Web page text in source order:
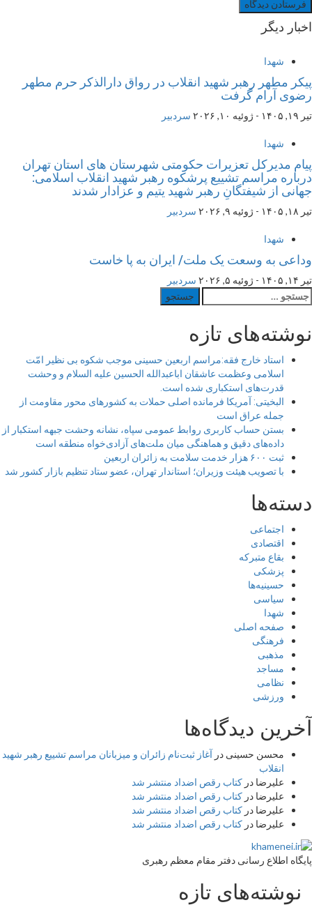
اخبار دیگر
شهدا
پیکر مطهر رهبر شهید انقلاب در رواق دارالذکر حرم مطهر
رضوی آرام گرفت
تیر ۱۹, ۱۴۰۵ - ژوئیه ۱۰, ۲۰۲۶ سردبیر
شهدا
پیام مدیرکل تعزیرات حکومتی شهرستان های استان تهران​
درباره مراسم تشییع پرشکوه رهبر شهید انقلاب اسلامی:
جهانی از شیفتگانِ رهبر شهید یتیم و عزادار شدند
تیر ۱۸, ۱۴۰۵ - ژوئیه ۹, ۲۰۲۶ سردبیر
شهدا
وداعی به وسعت یک ملت/ ایران به پا خاست
تیر ۱۴, ۱۴۰۵ - ژوئیه ۵, ۲۰۲۶
سردبیر
جستجو
برای:
نوشته‌های تازه
استاد خارج فقه:مراسم اربعین حسینی موجب شکوه بی نظیر امّت
اسلامی وعظمت عاشقان اباعبدالله الحسین علیه السلام و وحشت
قدرت‌های استکباری شده است.
البخیتی: آمریکا فرمانده اصلی حملات به کشورهای محور مقاومت از
جمله عراق است
بستن حساب کاربری روابط عمومی سپاه، نشانه‌ وحشت جبهه استکبار از
داده‌های دقیق و هماهنگی میان ملت‌های آزادی‌خواه منطقه است
ثبت ۶۰۰ هزار خدمت سلامت به زائران اربعین
با تصویب هیئت وزیران؛ استاندار تهران، عضو ستاد تنظیم بازار کشور شد
دسته‌ها
اجتماعی
اقتصادی
بقاع متبرکه
پزشکی
حسینیه‌ها
سیاسی
شهدا
صفحه اصلی
فرهنگی
مذهبی
مساجد
نظامی
ورزشی
آخرین دیدگاه‌ها
محسن حسینی در آغاز ثبت‌نام زائران و میزبانان مراسم تشییع رهبر شهید
انقلاب
علیرضا در کتاب رقص اضداد منتشر شد
علیرضا در کتاب رقص اضداد منتشر شد
علیرضا در کتاب رقص اضداد منتشر شد
علیرضا در کتاب رقص اضداد منتشر شد
پایگاه اطلاع رسانی دفتر مقام معظم رهبری
نوشته‌های تازه